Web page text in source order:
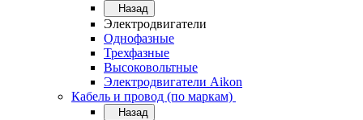
Назад
Электродвигатели
Однофазные
Трехфазные
Высоковольтные
Электродвигатели Aikon
Кабель и провод (по маркам)
Назад